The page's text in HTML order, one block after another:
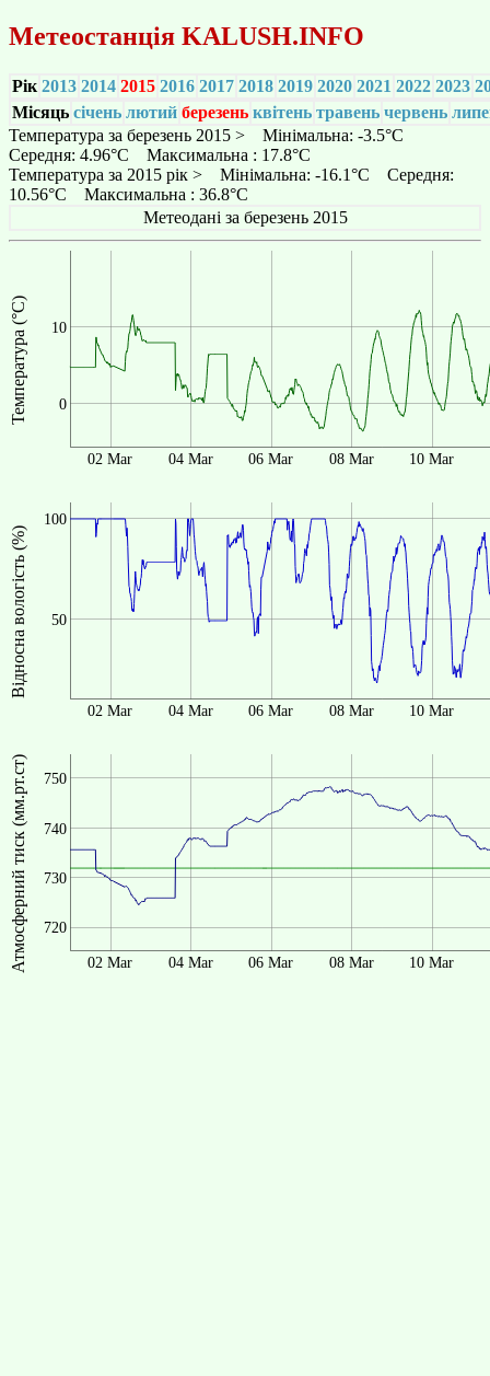
Метеостанція KALUSH.INFO
Рік 2013 2014 2015 2016 2017 2018 2019 2020 2021 2022 2023
Місяць січень лютий березень квітень травень червень
Температура за березень 2015 > Мінімальна: -3.5°C
Середня: 4.96°C Максимальна : 17.8°C
Температура за 2015 рік > Мінімальна: -16.1°C Середня:
10.56°C Максимальна : 36.8°C
Метеодані за березень 2015
Температура (°C) 0
10
02 Mar 04 Mar 06 Mar 08 Mar 10 Mar
Відносна вологість (%) 50
100
02 Mar 04 Mar 06 Mar 08 Mar 10 Mar
Атмосферний тиск (мм.рт.ст) 720
730
740
750
02 Mar 04 Mar 06 Mar 08 Mar 10 Mar